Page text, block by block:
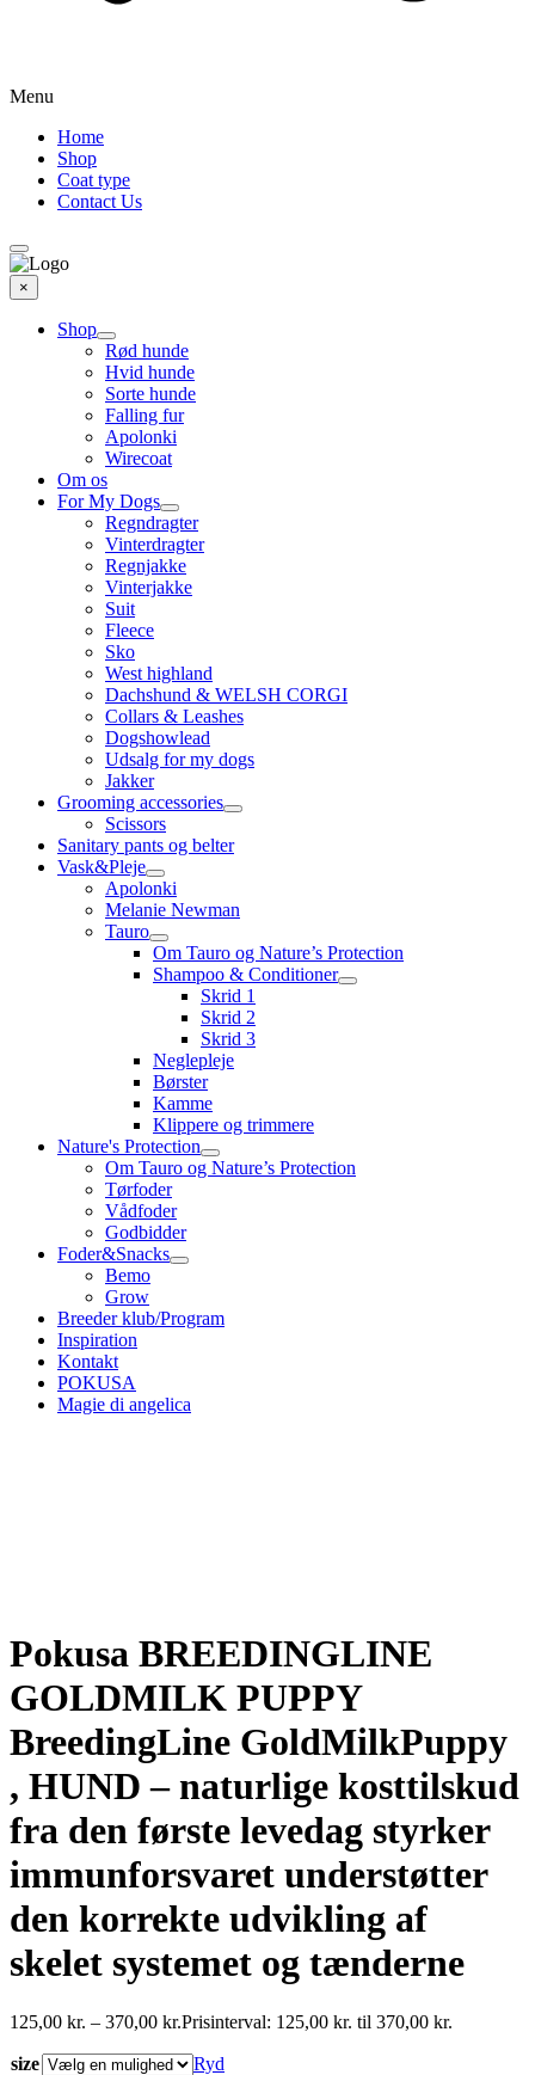
Menu
Home
Shop
Coat type
Contact Us
×
Shop
Rød hunde
Hvid hunde
Sorte hunde
Falling fur
Apolonki
Wirecoat
Om os
For My Dogs
Regndragter
Vinterdragter
Regnjakke
Vinterjakke
Suit
Fleece
Sko
West highland
Dachshund & WELSH CORGI
Collars & Leashes
Dogshowlead
Udsalg for my dogs
Jakker
Grooming accessories
Scissors
Sanitary pants og belter
Vask&Pleje
Apolonki
Melanie Newman
Tauro
Om Tauro og Nature’s Protection
Shampoo & Conditioner
Skrid 1
Skrid 2
Skrid 3
Neglepleje
Børster
Kamme
Klippere og trimmere
Nature's Protection
Om Tauro og Nature’s Protection
Tørfoder
Vådfoder
Godbidder
Foder&Snacks
Bemo
Grow
Breeder klub/Program
Inspiration
Kontakt
POKUSA
Magie di angelica
Pokusa BREEDINGLINE
GOLDMILK PUPPY
BreedingLine GoldMilkPuppy
, HUND – naturlige kosttilskud
fra den første levedag styrker
immunforsvaret understøtter
den korrekte udvikling af
skelet systemet og tænderne
125,00 kr. – 370,00 kr.Prisinterval: 125,00 kr. til 370,00 kr.
size
Ryd